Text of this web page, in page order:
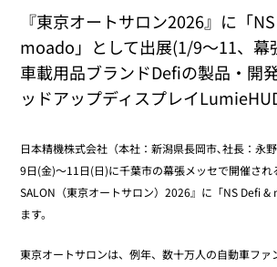
『東京オートサロン2026』に「
moado」として出展(1/9～11、
車載用品ブランドDefiの製品・開
ッドアップディスプレイ
日本精機株式会社（本社：新潟県長岡市､社長：永
9日(金)～11日(日)に千葉市の幕張メッセで開催され
SALON（東京オートサロン）2026』に「NS Defi &
ます。
東京オートサロンは、例年、数十万人の自動車ファ